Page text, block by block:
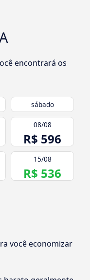
encontrará os
sábado
08/08
R$ 596
15/08
R$ 536
você economizar